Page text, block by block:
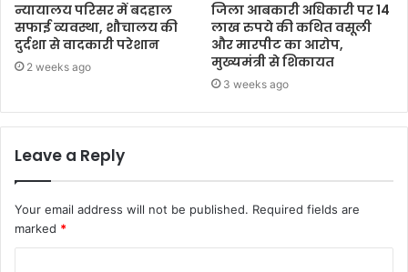
न्यायालय परिसर में बदहाल
सफाई व्यवस्था, शौचालय की
दुर्दशा से वादकारी परेशान
2 weeks ago
जिला आबकारी अधिकारी पर 14
लाख रुपये की कथित वसूली
और मारपीट का आरोप,
मुख्यमंत्री से शिकायत
3 weeks ago
Leave a Reply
Your email address will not be published. Required fields are
marked *